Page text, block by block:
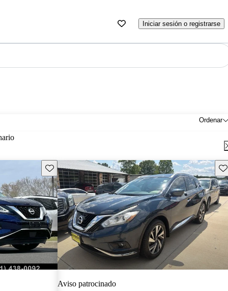
Iniciar sesión o registrarse
Ordenar
Guarda este Aviso
Aviso patrocinado